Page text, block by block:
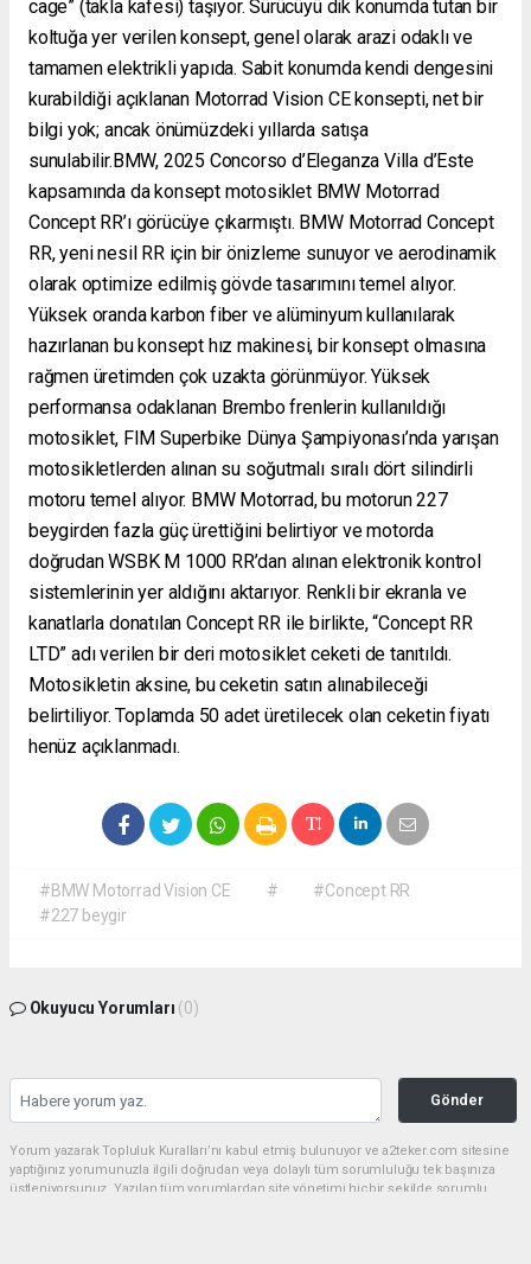
cage” (takla kafesi) taşıyor. Sürücüyü dik konumda tutan bir
koltuğa yer verilen konsept, genel olarak arazi odaklı ve
tamamen elektrikli yapıda. Sabit konumda kendi dengesini
kurabildiği açıklanan Motorrad Vision CE konsepti, net bir
bilgi yok; ancak önümüzdeki yıllarda satışa
sunulabilir.BMW, 2025 Concorso d’Eleganza Villa d’Este
kapsamında da konsept motosiklet BMW Motorrad
Concept RR’ı görücüye çıkarmıştı. BMW Motorrad Concept
RR, yeni nesil RR için bir önizleme sunuyor ve aerodinamik
olarak optimize edilmiş gövde tasarımını temel alıyor.
Yüksek oranda karbon fiber ve alüminyum kullanılarak
hazırlanan bu konsept hız makinesi, bir konsept olmasına
rağmen üretimden çok uzakta görünmüyor. Yüksek
performansa odaklanan Brembo frenlerin kullanıldığı
motosiklet, FIM Superbike Dünya Şampiyonası’nda yarışan
motosikletlerden alınan su soğutmalı sıralı dört silindirli
motoru temel alıyor. BMW Motorrad, bu motorun 227
beygirden fazla güç ürettiğini belirtiyor ve motorda
doğrudan WSBK M 1000 RR’dan alınan elektronik kontrol
sistemlerinin yer aldığını aktarıyor. Renkli bir ekranla ve
kanatlarla donatılan Concept RR ile birlikte, “Concept RR
LTD” adı verilen bir deri motosiklet ceketi de tanıtıldı.
Motosikletin aksine, bu ceketin satın alınabileceği
belirtiliyor. Toplamda 50 adet üretilecek olan ceketin fiyatı
henüz açıklanmadı.
#BMW Motorrad Vision CE #
#Concept RR
#227 beygir
Okuyucu Yorumları (0)
Gönder
Yorum yazarak Topluluk Kuralları’nı kabul etmiş bulunuyor ve a2teker.com sitesine
yaptığınız yorumunuzla ilgili doğrudan veya dolaylı tüm sorumluluğu tek başınıza
üstleniyorsunuz. Yazılan tüm yorumlardan site yönetimi hiçbir şekilde sorumlu